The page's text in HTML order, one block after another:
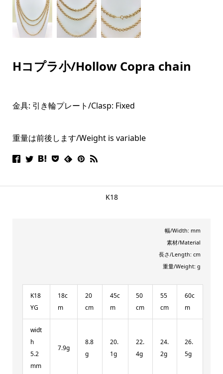
Hコプラ小/Hollow Copra chain
金具: 引き輪プレート/Clasp: Fixed
重量は前後します/Weight is variable
K18
幅/Width: mm
素材/Material
長さ/Length: cm
重量/Weight: g
K18
YG
18c
m
20
cm
45c
m
50
cm
55
cm
60c
m
widt
h
5.2
mm
7.9g
8.8
g
20.
1g
22.
4g
24.
2g
26.
5g